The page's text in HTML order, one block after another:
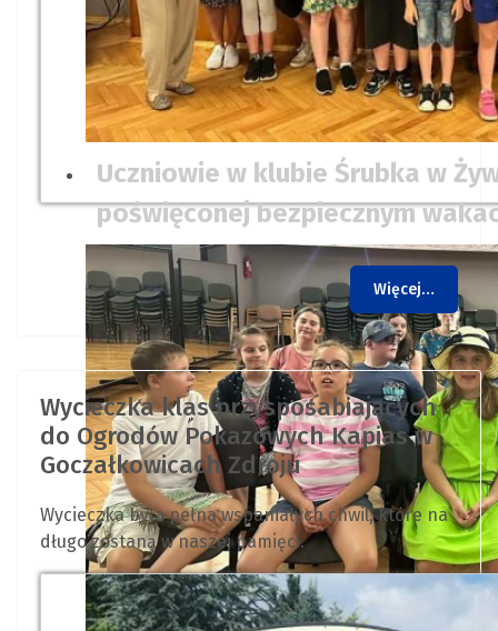
Uczniowie w klubie Śrubka w
poświęconej bezpiecznym
Więcej…
Wycieczka klas przysposabiających
do Ogrodów Pokazowych Kapias w
Goczałkowicach Zdroju
Wycieczka była pełna wspaniałych chwil, które na
długo zostaną w naszej pamięci.